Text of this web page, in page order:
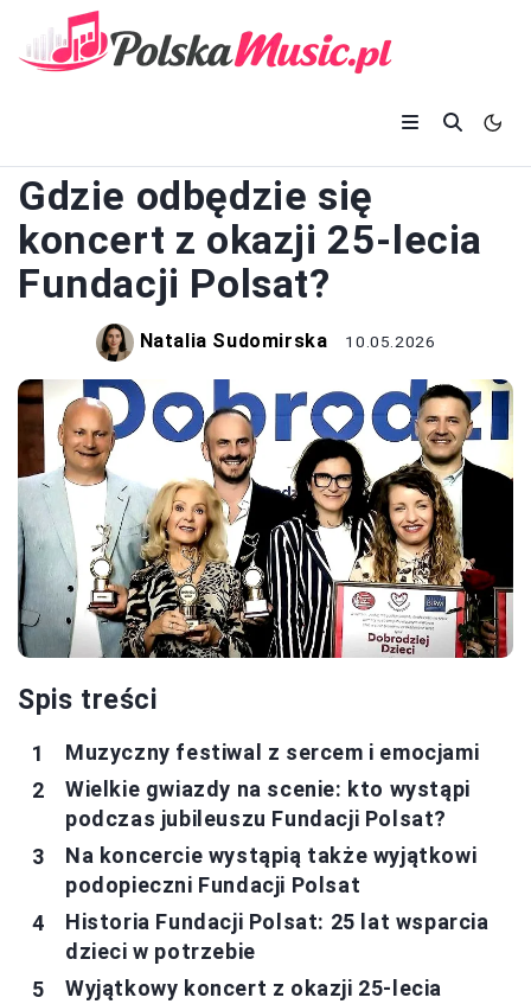
Gdzie odbędzie się
koncert z okazji 25-lecia
Fundacji Polsat?
Natalia Sudomirska 10.05.2026
Spis treści
Muzyczny festiwal z sercem i emocjami
Wielkie gwiazdy na scenie: kto wystąpi
podczas jubileuszu Fundacji Polsat?
Na koncercie wystąpią także wyjątkowi
podopieczni Fundacji Polsat
Historia Fundacji Polsat: 25 lat wsparcia
dzieci w potrzebie
Wyjątkowy koncert z okazji 25-lecia